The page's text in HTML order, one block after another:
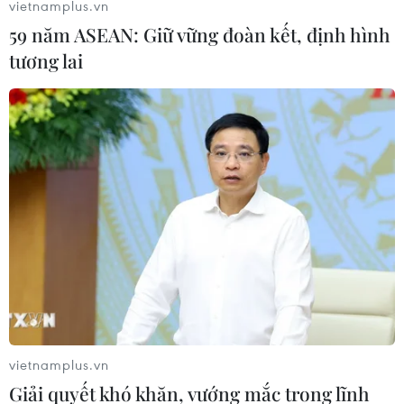
khókhăn cho doanh nghiệp như áp trần lãi suất
cho vay để các doanh nghiệp bình đẳng tiếp cận
nguồn vốn./.
Minh Thúy (Vietnam+)
vietnamplus.vn
59 năm ASEAN: Giữ vững đoàn kết, định hình
tương lai
vietnamplus.vn
Giải quyết khó khăn, vướng mắc trong lĩnh